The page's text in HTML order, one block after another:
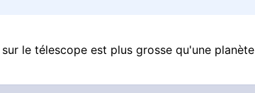
le télescope est plus grosse qu'une planète